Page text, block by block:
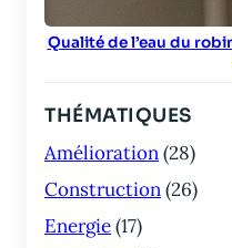
Qualité de l’eau du
THÉMATIQUES
Amélioration(28)
Construction(26)
Energie(17)